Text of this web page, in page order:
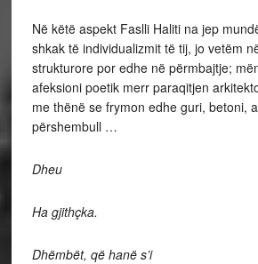
Në këtë aspekt Faslli Haliti na jep
shkak të individualizmit të tij, jo vetëm
strukturore por edhe në përmbajtje;
afeksioni poetik merr paraqitjen
me thënë se frymon edhe guri, betoni,
përshembull …
Dheu
Ha gjithçka.
Dhëmbët, që hanë s’i